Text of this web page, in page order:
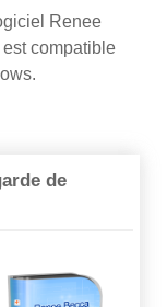
Renee
compatible
de